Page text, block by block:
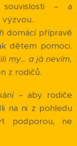
souvislosti – a
výzvou.
domácí přípravě
dětem pomoci.
my… a já nevím,
z rodičů.
– aby rodiče
na ni z pohledu
podporou, ne